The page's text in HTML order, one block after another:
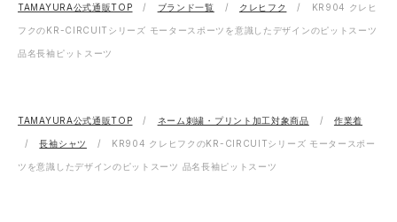
TAMAYURA公式通販TOP ブランド一覧 クレヒフク KR904 クレヒ
フクのKR-CIRCUITシリーズ モータースポーツを意識したデザインのピットスーツ
品名長袖ピットスーツ
TAMAYURA公式通販TOP ネーム刺繍・プリント加工対象商品 作業着
長袖シャツ KR904 クレヒフクのKR-CIRCUITシリーズ モータースポー
ツを意識したデザインのピットスーツ 品名長袖ピットスーツ